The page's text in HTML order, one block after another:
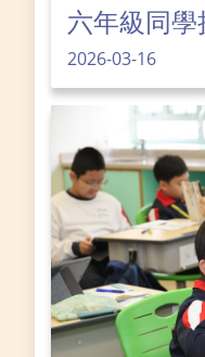
六年級同學
2026-03-16